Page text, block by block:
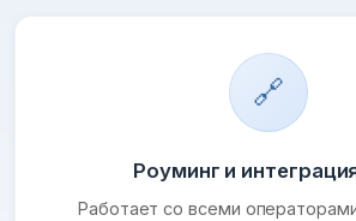
🔗
Роуминг и
Работает со всеми